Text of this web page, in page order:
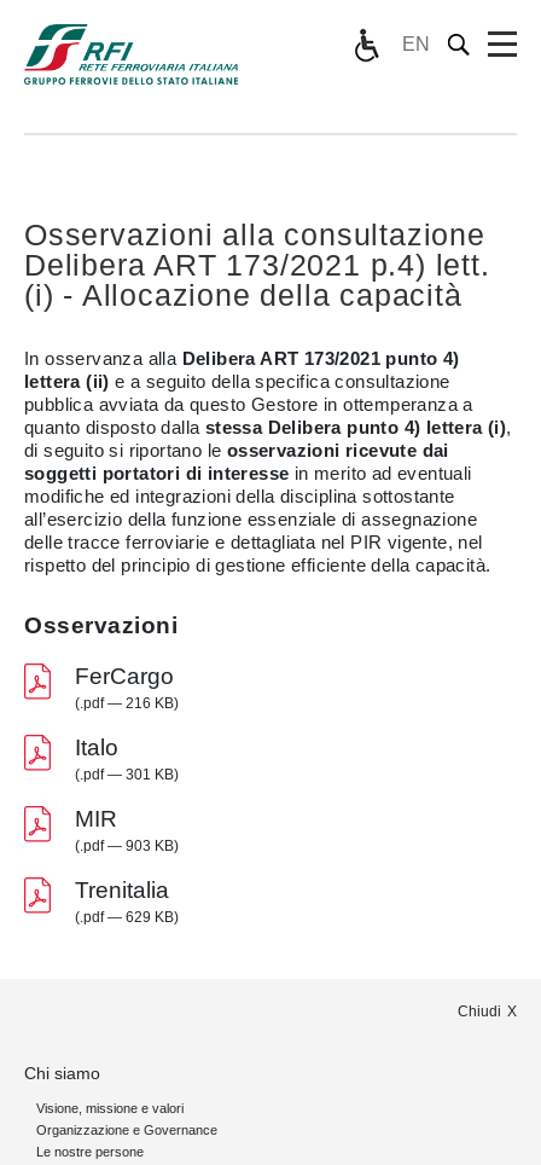
EN
Osservazioni alla consultazione
Delibera ART 173/2021 p.4) lett.
(i) - Allocazione della capacità
In osservanza alla Delibera ART 173/2021 punto 4)
lettera (ii) e a seguito della specifica consultazione
pubblica avviata da questo Gestore in ottemperanza a
quanto disposto dalla stessa Delibera punto 4) lettera (i),
di seguito si riportano le osservazioni ricevute dai
soggetti portatori di interesse in merito ad eventuali
modifiche ed integrazioni della disciplina sottostante
all’esercizio della funzione essenziale di assegnazione
delle tracce ferroviarie e dettagliata nel PIR vigente, nel
rispetto del principio di gestione efficiente della capacità.
Osservazioni
FerCargo
(.pdf — 216 KB)
Italo
(.pdf — 301 KB)
MIR
(.pdf — 903 KB)
Trenitalia
(.pdf — 629 KB)
Chiudi
Chi siamo
Visione, missione e valori
Organizzazione e Governance
Le nostre persone